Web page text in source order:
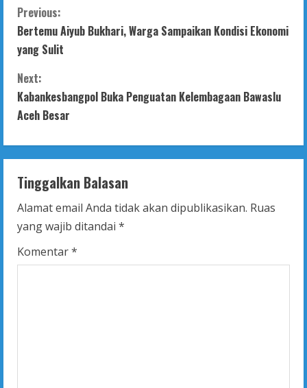
C
o
n
t
n
u
e
R
e
Previous:
Bertemu Aiyub Bukhari, Warga Sampaikan Kondisi Ekonomi
yang Sulit
Next:
Kabankesbangpol Buka Penguatan Kelembagaan Bawaslu
Aceh Besar
Tinggalkan Balasan
Alamat email Anda tidak akan dipublikasikan. Ruas
yang wajib ditandai *
Komentar*